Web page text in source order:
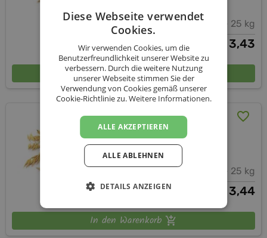
1 kg - 25 kg
3,43
In den Warenkorb
BIO Speise HAFER
BioHof Wellinger
1 kg - 25 kg
3,44
In den Warenkorb
Diese Webseite verwendet
Cookies.
Wir verwenden Cookies, um die
Benutzerfreundlichkeit unserer Website zu
verbessern. Durch die weitere Nutzung
unserer Webseite stimmen Sie der
Verwendung von Cookies gemäß unserer
Cookie-Richtlinie zu.Weitere Informationen.
ALLE AKZEPTIEREN
ALLE ABLEHNEN
DETAILS ANZEIGEN